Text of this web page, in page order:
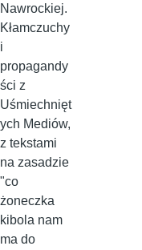
Nawrockiej.
Kłamczuchy
i
propagandy
ści z
Uśmiechnięt
ych Mediów,
z tekstami
na zasadzie
"co
żoneczka
kibola nam
ma do